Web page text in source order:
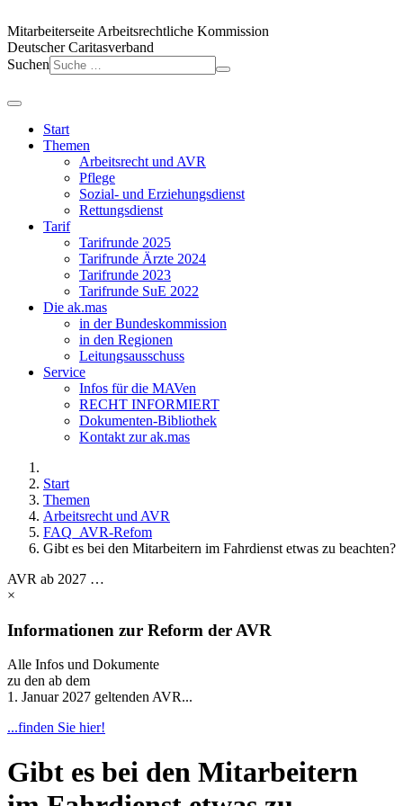
Mitarbeiterseite Arbeitsrechtliche Kommission
Deutscher Caritasverband
Suchen
Start
Themen
Arbeitsrecht und AVR
Pflege
Sozial- und Erziehungsdienst
Rettungsdienst
Tarif
Tarifrunde 2025
Tarifrunde Ärzte 2024
Tarifrunde 2023
Tarifrunde SuE 2022
Die ak.mas
in der Bundeskommission
in den Regionen
Leitungsausschuss
Service
Infos für die MAVen
RECHT INFORMIERT
Dokumenten-Bibliothek
Kontakt zur ak.mas
Start
Themen
Arbeitsrecht und AVR
FAQ_AVR-Refom
Gibt es bei den Mitarbeitern im Fahrdienst etwas zu beachten?
AVR ab 2027 …
×
Informationen zur Reform der AVR
Alle Infos und Dokumente
zu den ab dem
1. Januar 2027 geltenden AVR...
...finden Sie hier!
Gibt es bei den Mitarbeitern